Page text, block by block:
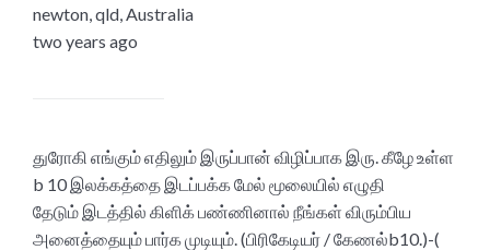
newton, qld, Australia
two years ago
துரோகி எங்கும் எதிலும் இருப்பான் விழிப்பாக இரு. கீழே உள்ள
b 10 இலக்கத்தை இடப்பக்க மேல் மூலையில் எழுதி
தேடும் இடத்தில் கிளிக் பண்ணினால் நீங்கள் விரும்பிய
அனைத்தையும் பார்க முடியும். (பிரிகேடியர் / கேணல்b10.)-(